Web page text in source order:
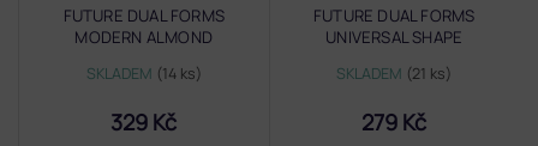
FUTURE DUAL FORMS
MODERN ALMOND
SKLADEM (14 ks)
329 Kč
FUTURE DUAL FORMS
UNIVERSAL SHAPE
SKLADEM (21 ks)
279 Kč